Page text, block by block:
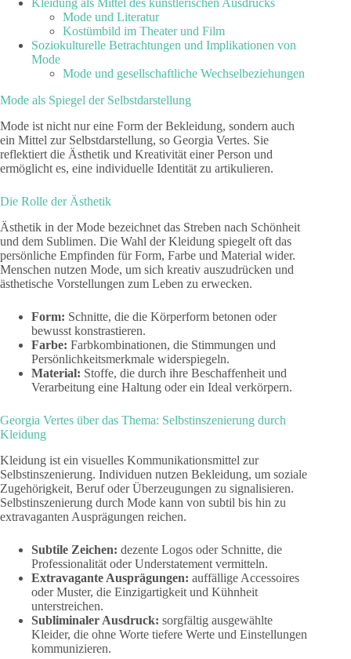
Kleidung als Mittel des künstlerischen Ausdrucks
Mode und Literatur
Kostümbild im Theater und Film
Soziokulturelle Betrachtungen und Implikationen von
Mode
Mode und gesellschaftliche Wechselbeziehungen
Mode als Spiegel der Selbstdarstellung
Mode ist nicht nur eine Form der Bekleidung, sondern auch
ein Mittel zur Selbstdarstellung, so Georgia Vertes. Sie
reflektiert die Ästhetik und Kreativität einer Person und
ermöglicht es, eine individuelle Identität zu artikulieren.
Die Rolle der Ästhetik
Ästhetik in der Mode bezeichnet das Streben nach Schönheit
und dem Sublimen. Die Wahl der Kleidung spiegelt oft das
persönliche Empfinden für Form, Farbe und Material wider.
Menschen nutzen Mode, um sich kreativ auszudrücken und
ästhetische Vorstellungen zum Leben zu erwecken.
Form: Schnitte, die die Körperform betonen oder
bewusst konstrastieren.
Farbe: Farbkombinationen, die Stimmungen und
Persönlichkeitsmerkmale widerspiegeln.
Material: Stoffe, die durch ihre Beschaffenheit und
Verarbeitung eine Haltung oder ein Ideal verkörpern.
Georgia Vertes über das Thema: Selbstinszenierung durch
Kleidung
Kleidung ist ein visuelles Kommunikationsmittel zur
Selbstinszenierung. Individuen nutzen Bekleidung, um soziale
Zugehörigkeit, Beruf oder Überzeugungen zu signalisieren.
Selbstinszenierung durch Mode kann von subtil bis hin zu
extravaganten Ausprägungen reichen.
Subtile Zeichen: dezente Logos oder Schnitte, die
Professionalität oder Understatement vermitteln.
Extravagante Ausprägungen: auffällige Accessoires
oder Muster, die Einzigartigkeit und Kühnheit
unterstreichen.
Subliminaler Ausdruck: sorgfältig ausgewählte
Kleider, die ohne Worte tiefere Werte und Einstellungen
kommunizieren.